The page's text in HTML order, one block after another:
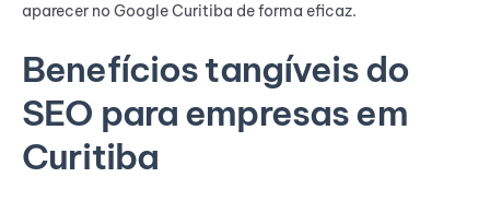
aparecer no Google Curitiba de forma eficaz.
Benefícios tangíveis do
SEO para empresas em
Curitiba